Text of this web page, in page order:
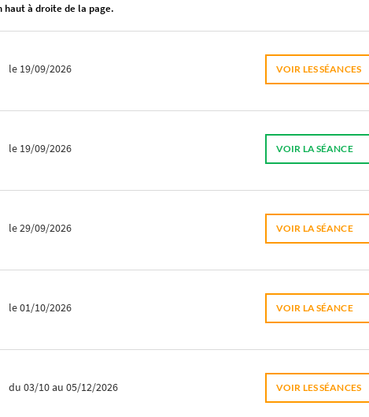
à droite de la page.
le 19/09/2026 VOIR LES SÉANCES
le 19/09/2026 VOIR LA SÉANCE
le 29/09/2026 VOIR LA SÉANCE
le 01/10/2026 VOIR LA SÉANCE
du 03/10au 05/12/2026 VOIR LES SÉANCES